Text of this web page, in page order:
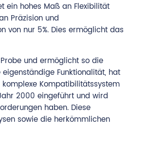
ein hohes Maß an Flexibilität
Präzision und
von nur 5%. Dies ermöglicht das
und ermöglicht so die
Funktionalität, hat
komplexe Kompatibilitätssystem
2000 eingeführt und wird
haben. Diese
sowie die herkömmlichen